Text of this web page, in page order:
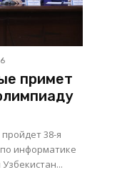
примет
38-я
информатике